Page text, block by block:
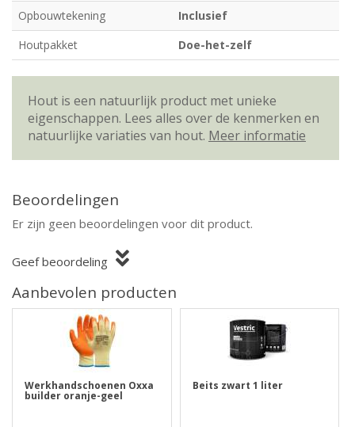
Opbouwtekening
Inclusief
Houtpakket
Doe-het-zelf
Hout is een natuurlijk product met unieke
eigenschappen. Lees alles over de kenmerken en
natuurlijke variaties van hout. Meer informatie
Beoordelingen
Er zijn geen beoordelingen voor dit product.
Geef beoordeling
Aanbevolen producten
Werkhandschoenen Oxxa
builder oranje-geel
Beits zwart 1 liter